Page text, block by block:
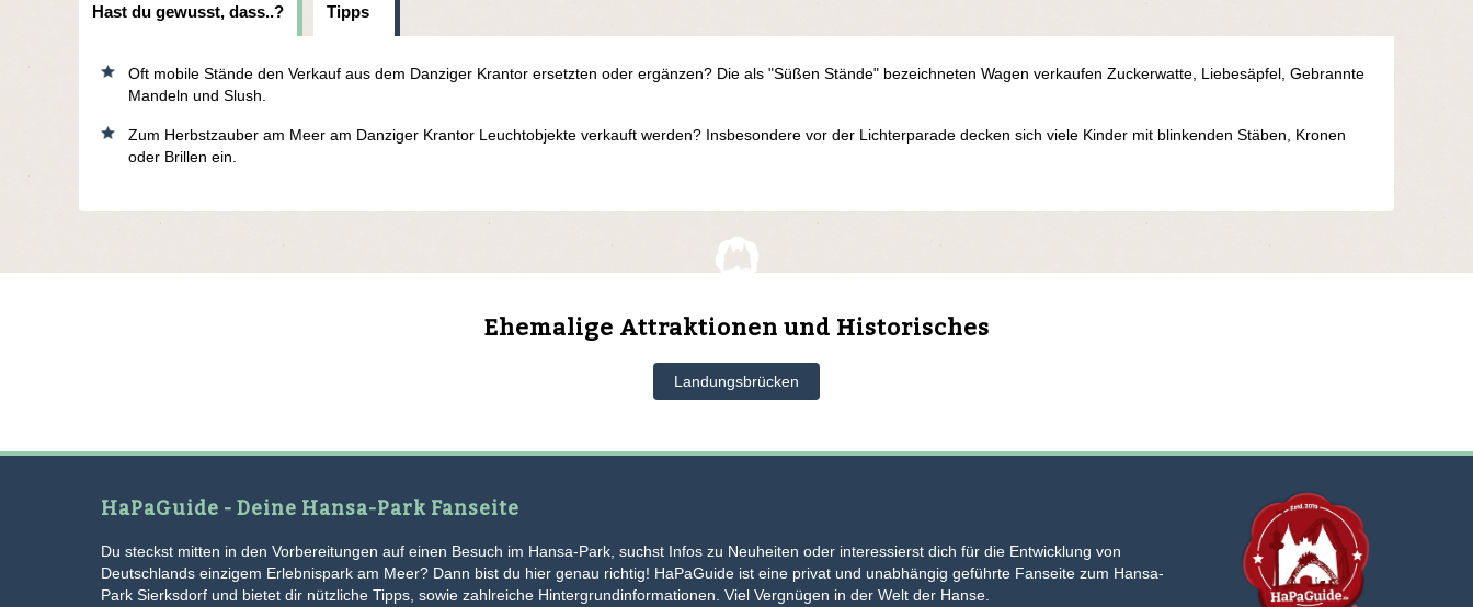
Hast du gewusst, dass..?
Oft mobile Stände den Verkauf aus dem Danziger Krantor ersetzten oder ergänzen? Die als "Süßen Stände" bezeichneten Wagen verkaufen Zuckerwatte, Liebesäpfel, Gebrannte
Mandeln und Slush.
Zum Herbstzauber am Meer am Danziger Krantor Leuchtobjekte verkauft werden? Insbesondere vor der Lichterparade decken sich viele Kinder mit blinkenden Stäben, Kronen
oder Brillen ein.
Tipps
Ehemalige Attraktionen und Historisches
Landungsbrücken
HaPaGuide - Deine Hansa-Park Fanseite
Du steckst mitten in den Vorbereitungen auf einen Besuch im Hansa-Park, suchst Infos zu Neuheiten oder interessierst dich für die Entwicklung von
Deutschlands einzigem Erlebnispark am Meer? Dann bist du hier genau richtig! HaPaGuide ist eine privat und unabhängig geführte Fanseite zum Hansa-
Park Sierksdorf und bietet dir nützliche Tipps, sowie zahlreiche Hintergrundinformationen. Viel Vergnügen in der Welt der Hanse.